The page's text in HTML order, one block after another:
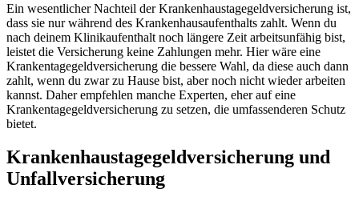
Ein wesentlicher Nachteil der Krankenhaustagegeldversicherung ist,
dass sie nur während des Krankenhausaufenthalts zahlt. Wenn du
nach deinem Klinikaufenthalt noch längere Zeit arbeitsunfähig bist,
leistet die Versicherung keine Zahlungen mehr. Hier wäre eine
Krankentagegeldversicherung die bessere Wahl, da diese auch dann
zahlt, wenn du zwar zu Hause bist, aber noch nicht wieder arbeiten
kannst. Daher empfehlen manche Experten, eher auf eine
Krankentagegeldversicherung zu setzen, die umfassenderen Schutz
bietet.
Krankenhaustagegeldversicherung und
Unfallversicherung